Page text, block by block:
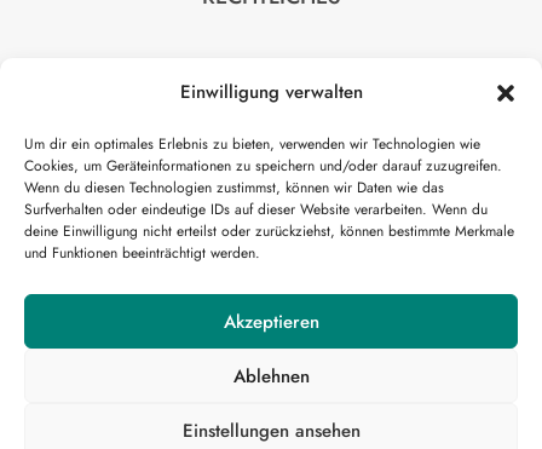
Einwilligung verwalten
Um dir ein optimales Erlebnis zu bieten, verwenden wir Technologien wie
Cookies, um Geräteinformationen zu speichern und/oder darauf zuzugreifen.
Wenn du diesen Technologien zustimmst, können wir Daten wie das
Surfverhalten oder eindeutige IDs auf dieser Website verarbeiten. Wenn du
deine Einwilligung nicht erteilst oder zurückziehst, können bestimmte Merkmale
und Funktionen beeinträchtigt werden.
Akzeptieren
Ablehnen
Einstellungen ansehen
AGB
HILFE
Kontakt